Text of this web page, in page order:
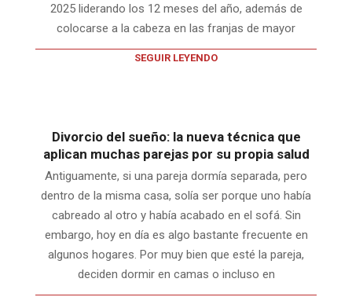
2025 liderando los 12 meses del año, además de
colocarse a la cabeza en las franjas de mayor
SEGUIR LEYENDO
Divorcio del sueño: la nueva técnica que
aplican muchas parejas por su propia salud
Antiguamente, si una pareja dormía separada, pero
dentro de la misma casa, solía ser porque uno había
cabreado al otro y había acabado en el sofá. Sin
embargo, hoy en día es algo bastante frecuente en
algunos hogares. Por muy bien que esté la pareja,
deciden dormir en camas o incluso en